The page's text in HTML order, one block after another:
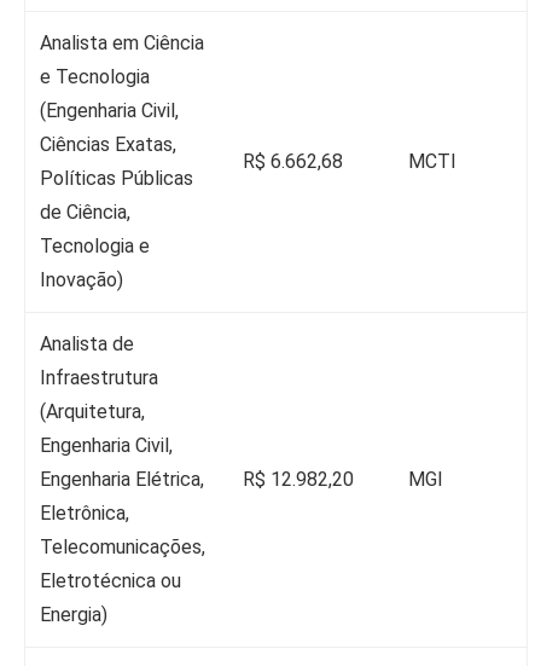
Analista em Ciência
e Tecnologia
(Engenharia Civil,
Ciências Exatas,
Políticas Públicas
de Ciência,
Tecnologia e
Inovação)
R$ 6.662,68 MCTI
Analista de
Infraestrutura
(Arquitetura,
Engenharia Civil,
Engenharia Elétrica,
Eletrônica,
Telecomunicações,
Eletrotécnica ou
Energia)
R$ 12.982,20 MGI